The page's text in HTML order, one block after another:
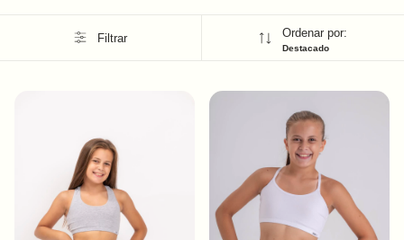
Filtrar Ordenar por:
Destacado